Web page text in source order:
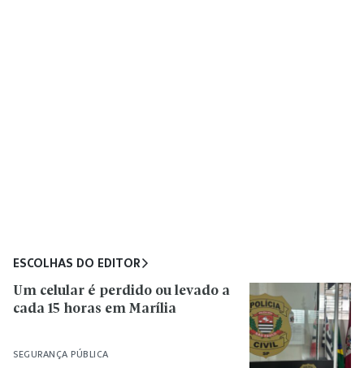
ESCOLHAS DO EDITOR
SEGURANÇA PÚBLICA
Um celular é perdido ou levado a
cada 15 horas em Marília